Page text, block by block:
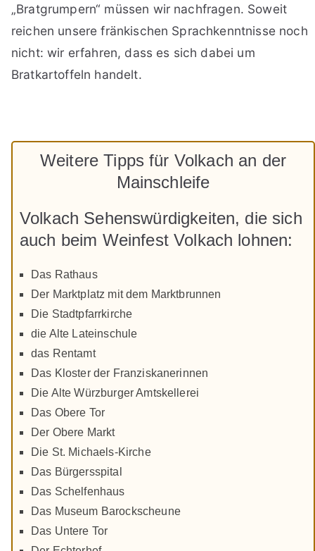
„Bratgrumpern“ müssen wir nachfragen. Soweit
reichen unsere fränkischen Sprachkenntnisse noch
nicht: wir erfahren, dass es sich dabei um
Bratkartoffeln handelt.
Weitere Tipps für Volkach an der
Mainschleife
Volkach Sehenswürdigkeiten, die sich
auch beim Weinfest Volkach lohnen:
Das Rathaus
Der Marktplatz mit dem Marktbrunnen
Die Stadtpfarrkirche
die Alte Lateinschule
das Rentamt
Das Kloster der Franziskanerinnen
Die Alte Würzburger Amtskellerei
Das Obere Tor
Der Obere Markt
Die St. Michaels-Kirche
Das Bürgersspital
Das Schelfenhaus
Das Museum Barockscheune
Das Untere Tor